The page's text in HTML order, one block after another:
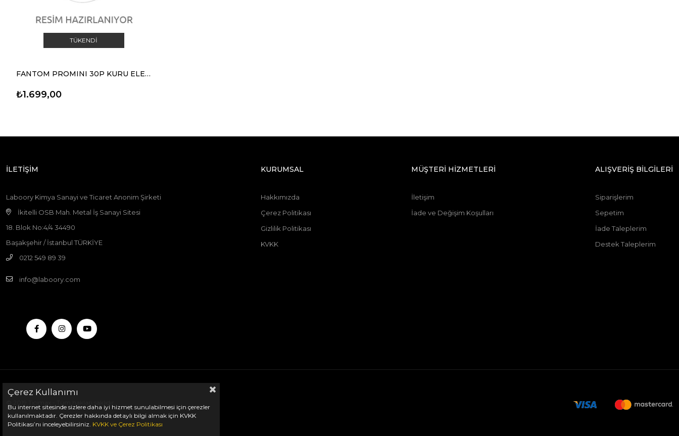
TÜKENDI
FANTOM PROMINI 30P KURU ELEK.SÜP.
₺1.699,00
İLETİŞİM
Laboory Kimya Sanayi ve Ticaret Anonim Şirketi
İkitelli OSB Mah. Metal İş Sanayi Sitesi
18. Blok No:4/4 34490
Başakşehir / İstanbul TÜRKİYE
0212 549 89 39
info@laboory.com
KURUMSAL
Hakkımızda
Çerez Politikası
Gizlilik Politikası
KVKK
MÜŞTERİ HİZMETLERİ
İletişim
İade ve Değişim Koşulları
ALIŞVERİŞ BİLGİLERİ
Siparişlerim
Sepetim
İade Taleplerim
Destek Taleplerim
Çerez Kullanımı
Bu internet sitesinde sizlere daha iyi hizmet sunulabilmesi için çerezler
kullanılmaktadır. Çerezler hakkında detaylı bilgi almak için KVKK
Politikası’nı inceleyebilirsiniz. KVKK ve Çerez Politikası